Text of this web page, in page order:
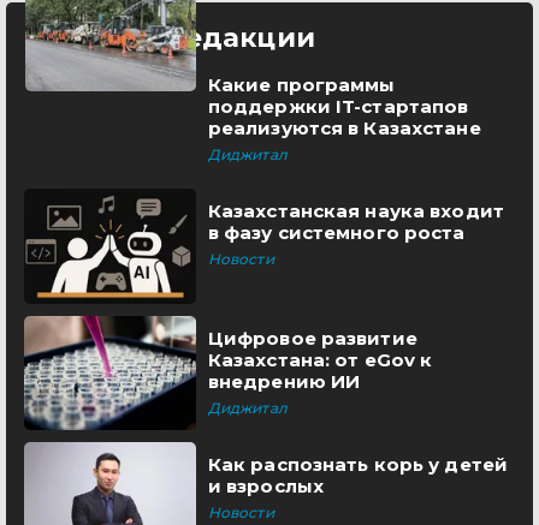
Выбор редакции
Какие программы
поддержки IT-стартапов
реализуются в Казахстане
Диджитал
Казахстанская наука входит
в фазу системного роста
Новости
Цифровое развитие
Казахстана: от eGov к
внедрению ИИ
Диджитал
Как распознать корь у детей
и взрослых
Новости